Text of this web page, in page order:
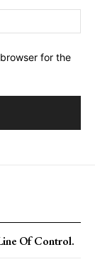
for the
Of Control.